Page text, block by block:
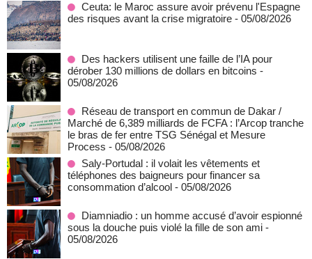
Ceuta: le Maroc assure avoir prévenu l'Espagne
des risques avant la crise migratoire - 05/08/2026
Des hackers utilisent une faille de l’IA pour
dérober 130 millions de dollars en bitcoins -
05/08/2026
Réseau de transport en commun de Dakar /
Marché de 6,389 milliards de FCFA : l’Arcop tranche
le bras de fer entre TSG Sénégal et Mesure
Process - 05/08/2026
Saly-Portudal : il volait les vêtements et
téléphones des baigneurs pour financer sa
consommation d’alcool - 05/08/2026
Diamniadio : un homme accusé d’avoir espionné
sous la douche puis violé la fille de son ami -
05/08/2026